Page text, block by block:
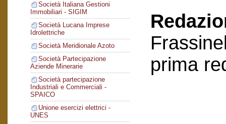
Società Italiana Gestioni
Immobiliari - SIGIM
Società Lucana Imprese
Idrolettriche
Società Meridionale Azoto
Società Partecipazione
Aziende Minerarie
Società partecipazione
Industriali e Commerciali -
SPAICO
Unione esercizi elettrici -
UNES
prima